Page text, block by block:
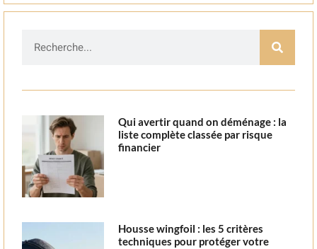
Qui avertir quand on déménage : la
liste complète classée par risque
financier
Housse wingfoil : les 5 critères
techniques pour protéger votre